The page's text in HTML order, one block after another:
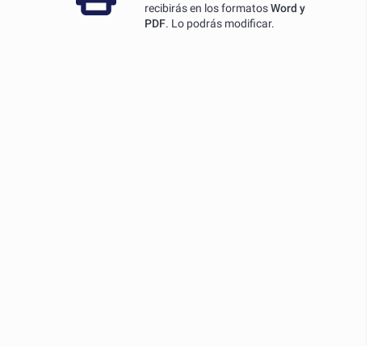
recibirás en los formatosWord y
PDF. Lo podrás modificar.